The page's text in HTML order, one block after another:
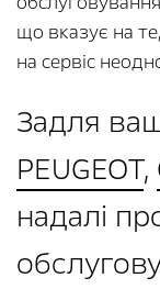
що вказує на
на сервіс
Задля
PEUGEOT,
надалі